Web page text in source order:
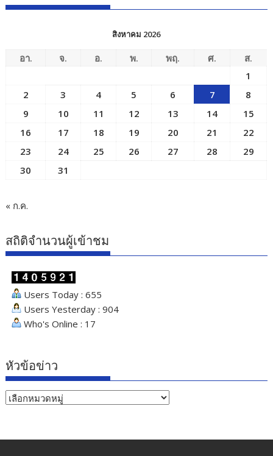
สิงหาคม 2026
อา. จ. อ. พ. พฤ. ศ.
ส.
1
2
3 4 5 6 7
8
9
10 11 12 13 14
15
16
17 18 19 20 21
22
23
24 25 26 27 28
29
30
31
« ก.ค.
สถิติจำนวนผู้เข้าชม
Users Today : 655
Users Yesterday : 904
Who's Online : 17
หัวข้อข่าว
หัวข้อ